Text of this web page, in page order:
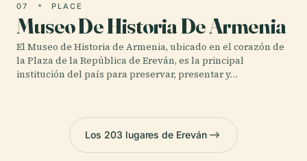
07 PLACE
Museo De Historia De Armenia
El Museo de Historia de Armenia, ubicado en el corazón de
la Plaza de la República de Ereván, es la principal
institución del país para preservar, presentar y…
Los 203 lugares de Ereván